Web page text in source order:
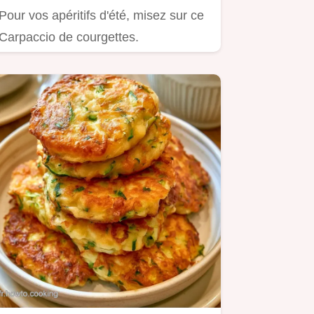
vos apéritifs d'été, misez sur ce
de courgettes.